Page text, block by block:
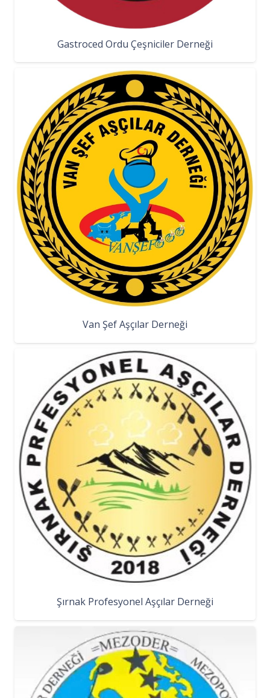
Gastroced Ordu Çeşniciler Derneği
Van Şef Aşçılar Derneği
Şırnak Profesyonel Aşçılar Derneği